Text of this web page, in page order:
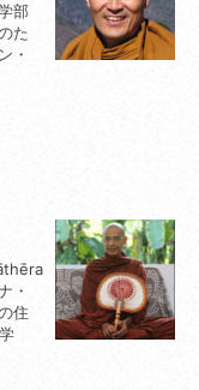
部
た
・
・
住